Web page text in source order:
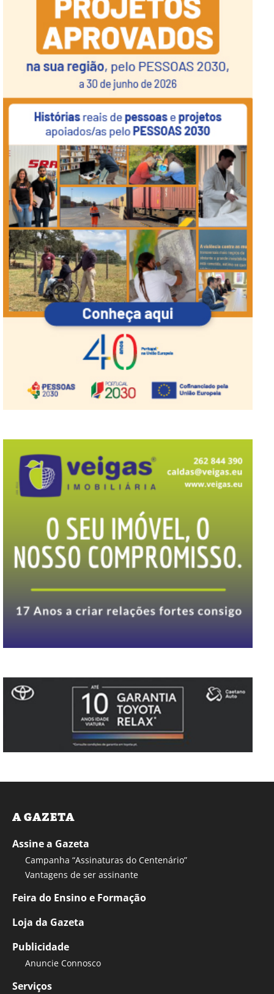
A GAZETA
Assine a Gazeta
Campanha “Assinaturas do Centenário”
Vantagens de ser assinante
Feira do Ensino e Formação
Loja da Gazeta
Publicidade
Anuncie Connosco
Serviços